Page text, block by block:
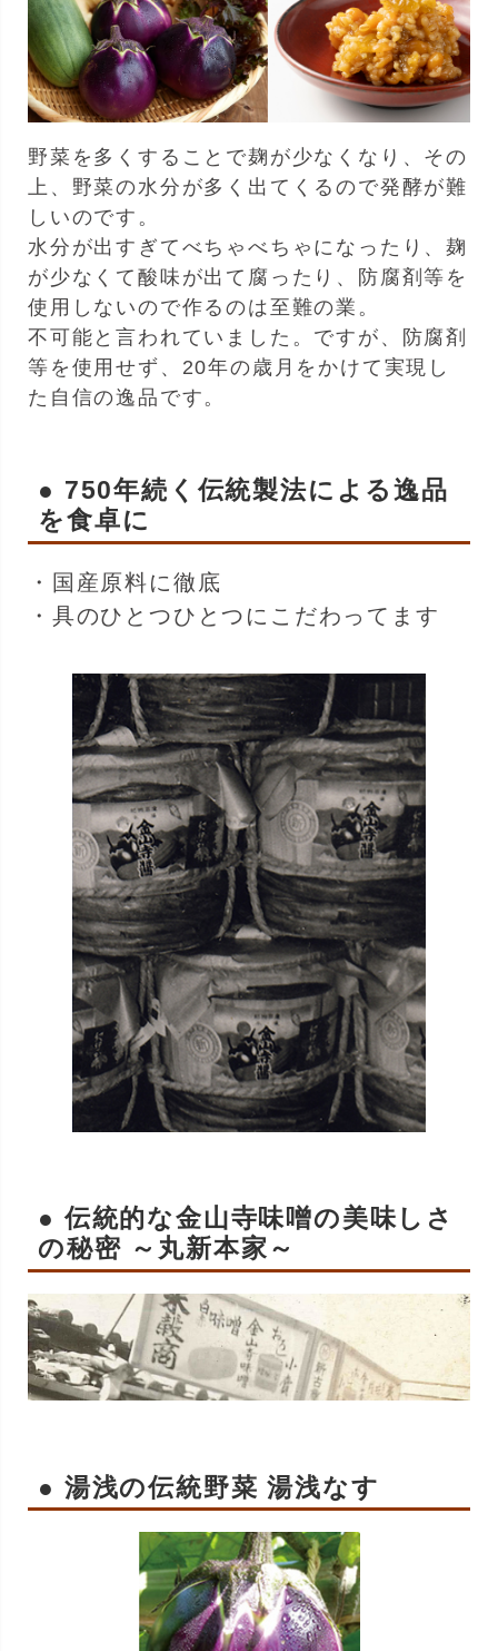
野菜を多くすることで麹が少なくなり、その
上、野菜の水分が多く出てくるので発酵が難
しいのです。
水分が出すぎてべちゃべちゃになったり、麹
が少なくて酸味が出て腐ったり、防腐剤等を
使用しないので作るのは至難の業。
不可能と言われていました。ですが、防腐剤
等を使用せず、20年の歳月をかけて実現し
た自信の逸品です。
● 750年続く伝統製法による逸品
を食卓に
・国産原料に徹底
・具のひとつひとつにこだわってます
● 伝統的な金山寺味噌の美味しさ
の秘密 ～丸新本家～
● 湯浅の伝統野菜 湯浅なす